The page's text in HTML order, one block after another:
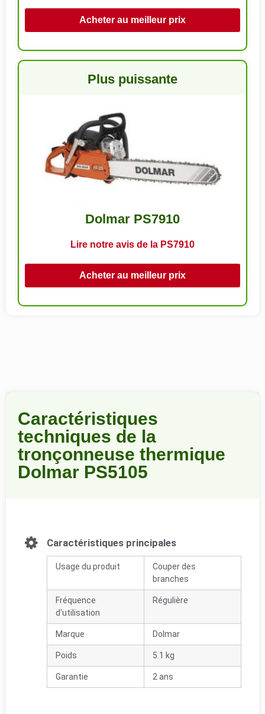
Acheter au meilleur prix
Plus puissante
Dolmar PS7910
Lire notre avis de la PS7910
Acheter au meilleur prix
Caractéristiques
techniques de la
tronçonneuse thermique
Dolmar PS5105
Caractéristiques principales
Usage du produit
Couper des
branches
Fréquence
d'utilisation
Régulière
Marque Dolmar
Poids 5.1 kg
Garantie 2 ans